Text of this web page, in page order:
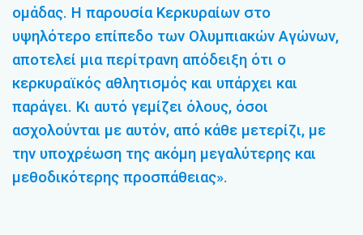
ομάδας. Η παρουσία Κερκυραίων στο
υψηλότερο επίπεδο των Ολυμπιακών Αγώνων,
αποτελεί μια περίτρανη απόδειξη ότι ο
κερκυραϊκός αθλητισμός και υπάρχει και
παράγει. Κι αυτό γεμίζει όλους, όσοι
ασχολούνται με αυτόν, από κάθε μετερίζι, με
την υποχρέωση της ακόμη μεγαλύτερης και
μεθοδικότερης προσπάθειας».